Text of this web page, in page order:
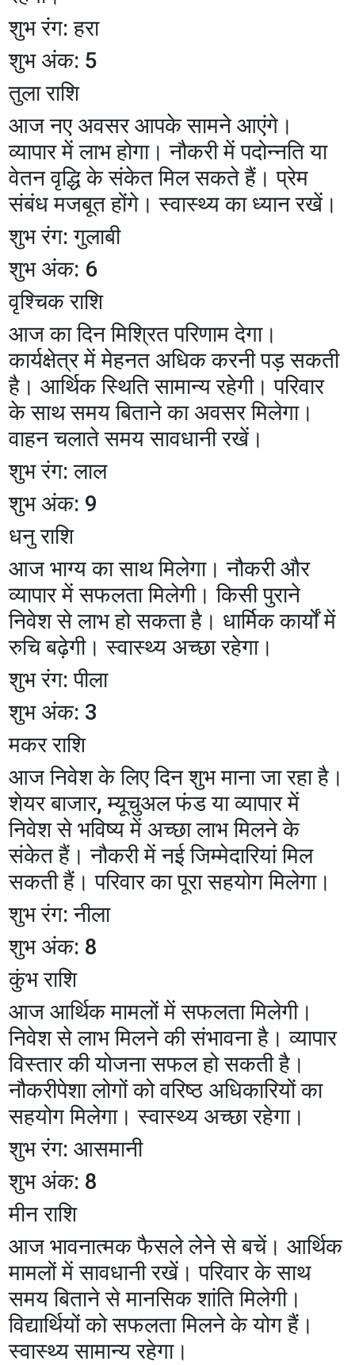
शुभ रंग: हरा
शुभ अंक: 5
तुला राशि
आज नए अवसर आपके सामने आएंगे।
व्यापार में लाभ होगा। नौकरी में पदोन्नति या
वेतन वृद्धि के संकेत मिल सकते हैं। प्रेम
संबंध मजबूत होंगे। स्वास्थ्य का ध्यान रखें।
शुभ रंग: गुलाबी
शुभ अंक: 6
वृश्चिक राशि
आज का दिन मिश्रित परिणाम देगा।
कार्यक्षेत्र में मेहनत अधिक करनी पड़ सकती
है। आर्थिक स्थिति सामान्य रहेगी। परिवार
के साथ समय बिताने का अवसर मिलेगा।
वाहन चलाते समय सावधानी रखें।
शुभ रंग: लाल
शुभ अंक: 9
धनु राशि
आज भाग्य का साथ मिलेगा। नौकरी और
व्यापार में सफलता मिलेगी। किसी पुराने
निवेश से लाभ हो सकता है। धार्मिक कार्यों में
रुचि बढ़ेगी। स्वास्थ्य अच्छा रहेगा।
शुभ रंग: पीला
शुभ अंक: 3
मकर राशि
आज निवेश के लिए दिन शुभ माना जा रहा है।
शेयर बाजार, म्यूचुअल फंड या व्यापार में
निवेश से भविष्य में अच्छा लाभ मिलने के
संकेत हैं। नौकरी में नई जिम्मेदारियां मिल
सकती हैं। परिवार का पूरा सहयोग मिलेगा।
शुभ रंग: नीला
शुभ अंक: 8
कुंभ राशि
आज आर्थिक मामलों में सफलता मिलेगी।
निवेश से लाभ मिलने की संभावना है। व्यापार
विस्तार की योजना सफल हो सकती है।
नौकरीपेशा लोगों को वरिष्ठ अधिकारियों का
सहयोग मिलेगा। स्वास्थ्य अच्छा रहेगा।
शुभ रंग: आसमानी
शुभ अंक: 8
मीन राशि
आज भावनात्मक फैसले लेने से बचें। आर्थिक
मामलों में सावधानी रखें। परिवार के साथ
समय बिताने से मानसिक शांति मिलेगी।
विद्यार्थियों को सफलता मिलने के योग हैं।
स्वास्थ्य सामान्य रहेगा।